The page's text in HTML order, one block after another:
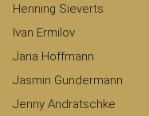
Henning Sieverts
Ivan Ermilov
Jana Hoffmann
Jasmin Gundermann
Jenny Andratschke